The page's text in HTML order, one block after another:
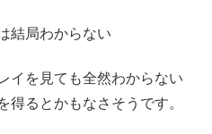
結局わからない
イを見ても全然わからない
得るとかもなさそうです。